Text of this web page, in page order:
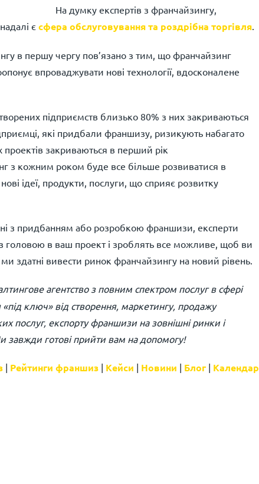
На думку експертів з франчайзингу,
є сфера обслуговування та роздрібна торгівля.
в першу чергу пов’язано з тим, що франчайзинг
впроваджувати нові технології, вдосконалене
підприємств близько 80% з них закриваються
які придбали франшизу, ризикують набагато
закриваються в перший рік
з кожним роком буде все більше розвиватися в
ідеї, продукти, послуги, що сприяє розвитку
з придбанням або розробкою франшизи, експерти
з головою в ваш проект і зроблять все можливе, щоб ви
здатні вивести ринок франчайзингу на новий рівень.
агентство з повним спектром послуг в сфері
ключ» від створення, маркетингу, продажу
послуг, експорту франшизи на зовнішні ринки і
завжди готові прийти вам на допомогу!
| Рейтинги франшиз | Кейси | Новини | Блог| Календар